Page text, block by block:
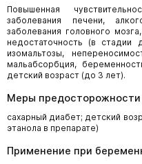
Повышенная
заболевания печени,
заболевания головного
недостаточность (в стадии
изомальтозы,
мальабсорбция,
детский возраст (до 3 лет).
Меры предосторожности
сахарный диабет; детский
этанола в препарате)
Применение при